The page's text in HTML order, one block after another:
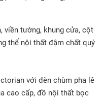
viền tường, khung cửa, cột
thể nội thất đậm chất quý
với đèn chùm pha lê
cao cấp, đồ nội thất bọc